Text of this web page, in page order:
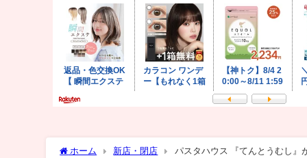
ホーム 新店・閉店 パスタハウス 『てんとうむし』